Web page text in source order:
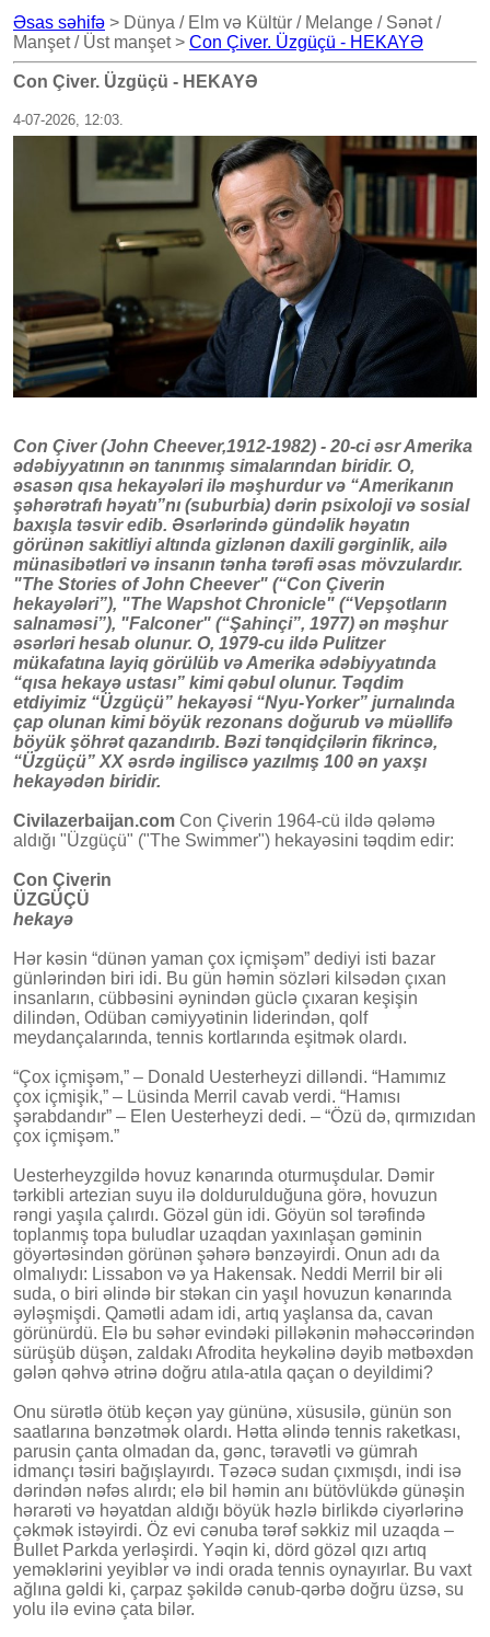
Əsas səhifə > Dünya / Elm və Kültür / Melange / Sənət /
Manşet / Üst manşet > Con Çiver. Üzgüçü - HEKAYƏ
Con Çiver. Üzgüçü - HEKAYƏ
4-07-2026, 12:03.
Con Çiver (John Cheever,1912-1982) - 20-ci əsr Amerika
ədəbiyyatının ən tanınmış simalarından biridir. O,
əsasən qısa hekayələri ilə məşhurdur və “Amerikanın
şəhərətrafı həyatı”nı (suburbia) dərin psixoloji və sosial
baxışla təsvir edib. Əsərlərində gündəlik həyatın
görünən sakitliyi altında gizlənən daxili gərginlik, ailə
münasibətləri və insanın tənha tərəfi əsas mövzulardır.
"The Stories of John Cheever" (“Con Çiverin
hekayələri”), "The Wapshot Chronicle" (“Vepşotların
salnaməsi”), "Falconer" (“Şahinçi”, 1977) ən məşhur
əsərləri hesab olunur. O, 1979-cu ildə Pulitzer
mükafatına layiq görülüb və Amerika ədəbiyyatında
“qısa hekayə ustası” kimi qəbul olunur. Təqdim
etdiyimiz “Üzgüçü” hekayəsi “Nyu-Yorker” jurnalında
çap olunan kimi böyük rezonans doğurub və müəllifə
böyük şöhrət qazandırıb. Bəzi tənqidçilərin fikrincə,
“Üzgüçü” XX əsrdə ingiliscə yazılmış 100 ən yaxşı
hekayədən biridir.
Civilazerbaijan.com Con Çiverin 1964-cü ildə qələmə
aldığı "Üzgüçü" ("The Swimmer") hekayəsini təqdim edir:
Con Çiverin
ÜZGÜÇÜ
hekayə
Hər kəsin “dünən yaman çox içmişəm” dediyi isti bazar
günlərindən biri idi. Bu gün həmin sözləri kilsədən çıxan
insanların, cübbəsini əynindən güclə çıxaran keşişin
dilindən, Odüban cəmiyyətinin liderindən, qolf
meydançalarında, tennis kortlarında eşitmək olardı.
“Çox içmişəm,” – Donald Uesterheyzi dilləndi. “Hamımız
çox içmişik,” – Lüsinda Merril cavab verdi. “Hamısı
şərabdandır” – Elen Uesterheyzi dedi. – “Özü də, qırmızıdan
çox içmişəm.”
Uesterheyzgildə hovuz kənarında oturmuşdular. Dəmir
tərkibli artezian suyu ilə doldurulduğuna görə, hovuzun
rəngi yaşıla çalırdı. Gözəl gün idi. Göyün sol tərəfində
toplanmış topa buludlar uzaqdan yaxınlaşan gəminin
göyərtəsindən görünən şəhərə bənzəyirdi. Onun adı da
olmalıydı: Lissabon və ya Hakensak. Neddi Merril bir əli
suda, o biri əlində bir stəkan cin yaşıl hovuzun kənarında
əyləşmişdi. Qamətli adam idi, artıq yaşlansa da, cavan
görünürdü. Elə bu səhər evindəki pilləkənin məhəccərindən
sürüşüb düşən, zaldakı Afrodita heykəlinə dəyib mətbəxdən
gələn qəhvə ətrinə doğru atıla-atıla qaçan o deyildimi?
Onu sürətlə ötüb keçən yay gününə, xüsusilə, günün son
saatlarına bənzətmək olardı. Hətta əlində tennis raketkası,
parusin çanta olmadan da, gənc, təravətli və gümrah
idmançı təsiri bağışlayırdı. Təzəcə sudan çıxmışdı, indi isə
dərindən nəfəs alırdı; elə bil həmin anı bütövlükdə günəşin
hərarəti və həyatdan aldığı böyük həzlə birlikdə ciyərlərinə
çəkmək istəyirdi. Öz evi cənuba tərəf səkkiz mil uzaqda –
Bullet Parkda yerləşirdi. Yəqin ki, dörd gözəl qızı artıq
yeməklərini yeyiblər və indi orada tennis oynayırlar. Bu vaxt
ağlına gəldi ki, çarpaz şəkildə cənub-qərbə doğru üzsə, su
yolu ilə evinə çata bilər.